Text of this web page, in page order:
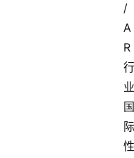
/
A
R
行
业
国
际
性